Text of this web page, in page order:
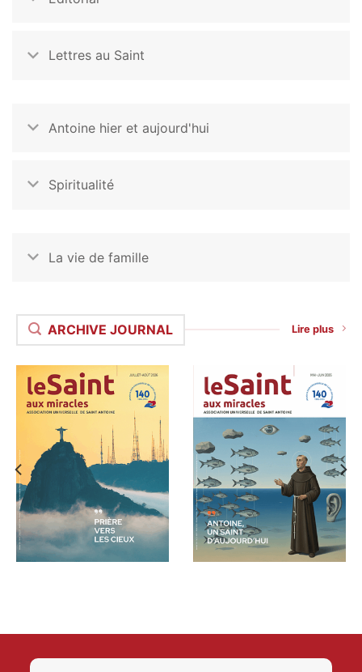
Lettres au Saint
Antoine hier et aujourd'hui
Spiritualité
La vie de famille
ARCHIVE JOURNAL Lire plus